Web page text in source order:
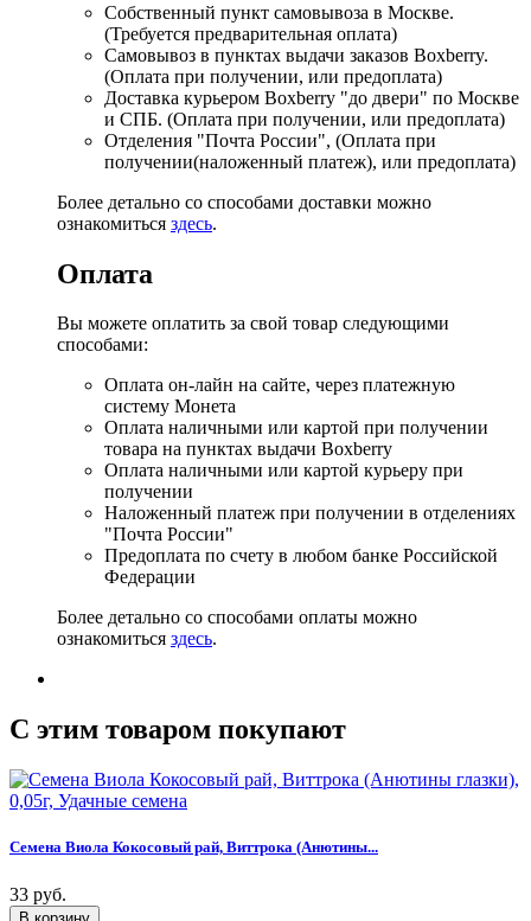
Собственный пункт самовывоза в Москве.
(Требуется предварительная оплата)
Самовывоз в пунктах выдачи заказов Boxberry.
(Оплата при получении, или предоплата)
Доставка курьером Boxberry "до двери" по Москве
и СПБ. (Оплата при получении, или предоплата)
Отделения "Почта России", (Оплата при
получении(наложенный платеж), или предоплата)
Более детально со способами доставки можно
ознакомиться здесь.
Оплата
Вы можете оплатить за свой товар следующими
способами:
Оплата он-лайн на сайте, через платежную
систему Монета
Оплата наличными или картой при получении
товара на пунктах выдачи Boxberry
Оплата наличными или картой курьеру при
получении
Наложенный платеж при получении в отделениях
"Почта России"
Предоплата по счету в любом банке Российской
Федерации
Более детально со способами оплаты можно
ознакомиться здесь.
C этим товаром покупают
Семена Виола Кокосовый рай, Виттрока (Анютины...
33 руб.